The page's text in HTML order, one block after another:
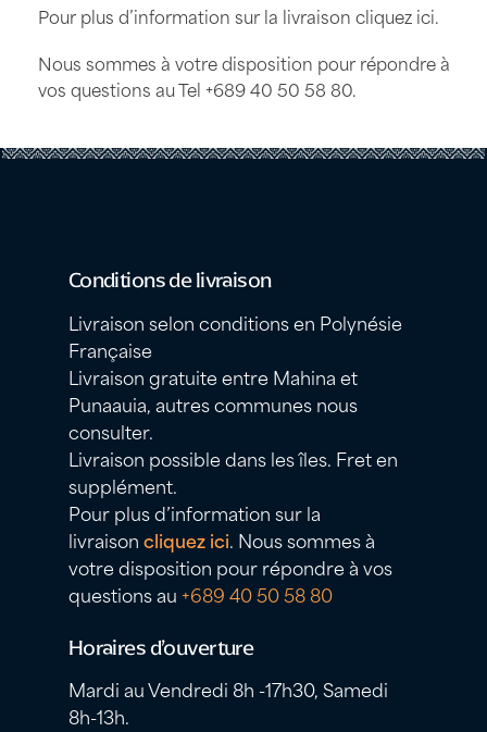
Pour plus d’information sur la livraisoncliquez ici.
Nous sommes à votre disposition pour répondre à
vos questions au Tel +689 40 50 58 80.
Conditions de livraison
Livraison selon conditions en Polynésie
Française
Livraison gratuite entre Mahina et
Punaauia, autres communes nous
consulter.
Livraison possible dans les îles. Fret en
supplément.
Pour plus d’information sur la
livraisoncliquez ici. Nous sommes à
votre disposition pour répondre à vos
questions au +689 40 50 58 80
Horaires d’ouverture
Mardi au Vendredi 8h -17h30, Samedi
8h-13h.